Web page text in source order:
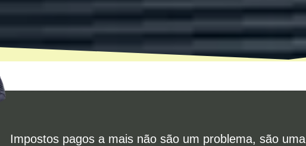
Impostos pagos a mais não são um problema, são uma